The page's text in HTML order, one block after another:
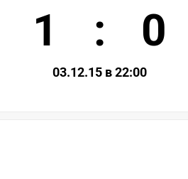
1 : 0
03.12.15 в 22:00